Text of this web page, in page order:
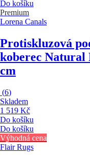
Do košíku
Premium
Lorena Canals
Protiskluzová
koberec Natural
cm
(6)
Skladem
1 519 Kč
Do košíku
Do košíku
Výhodná cena
Flair Rugs